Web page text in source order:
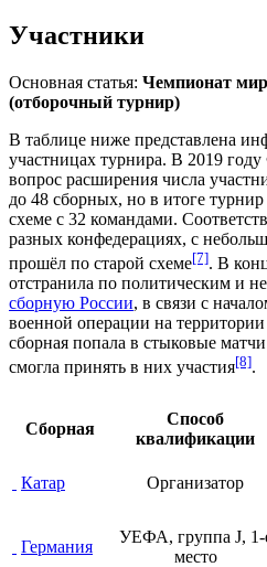
Участники
Основная статья: Чемпионат
(отборочный турнир)
В таблице ниже представлена
участницах турнира. В 2019
вопрос расширения числа
до 48 сборных, но в итоге
схеме с 32 командами.
разных конфедерациях, с
прошёл по старой схеме[7]. В
отстранила по политическим и
сборную России, в связи с
военной операции на территории
сборная попала в стыковые
смогла принять в них участия[8].
Сборная
Способ
квалификации
Катар Организатор
Германия
УЕФА, группа J, 1-
место